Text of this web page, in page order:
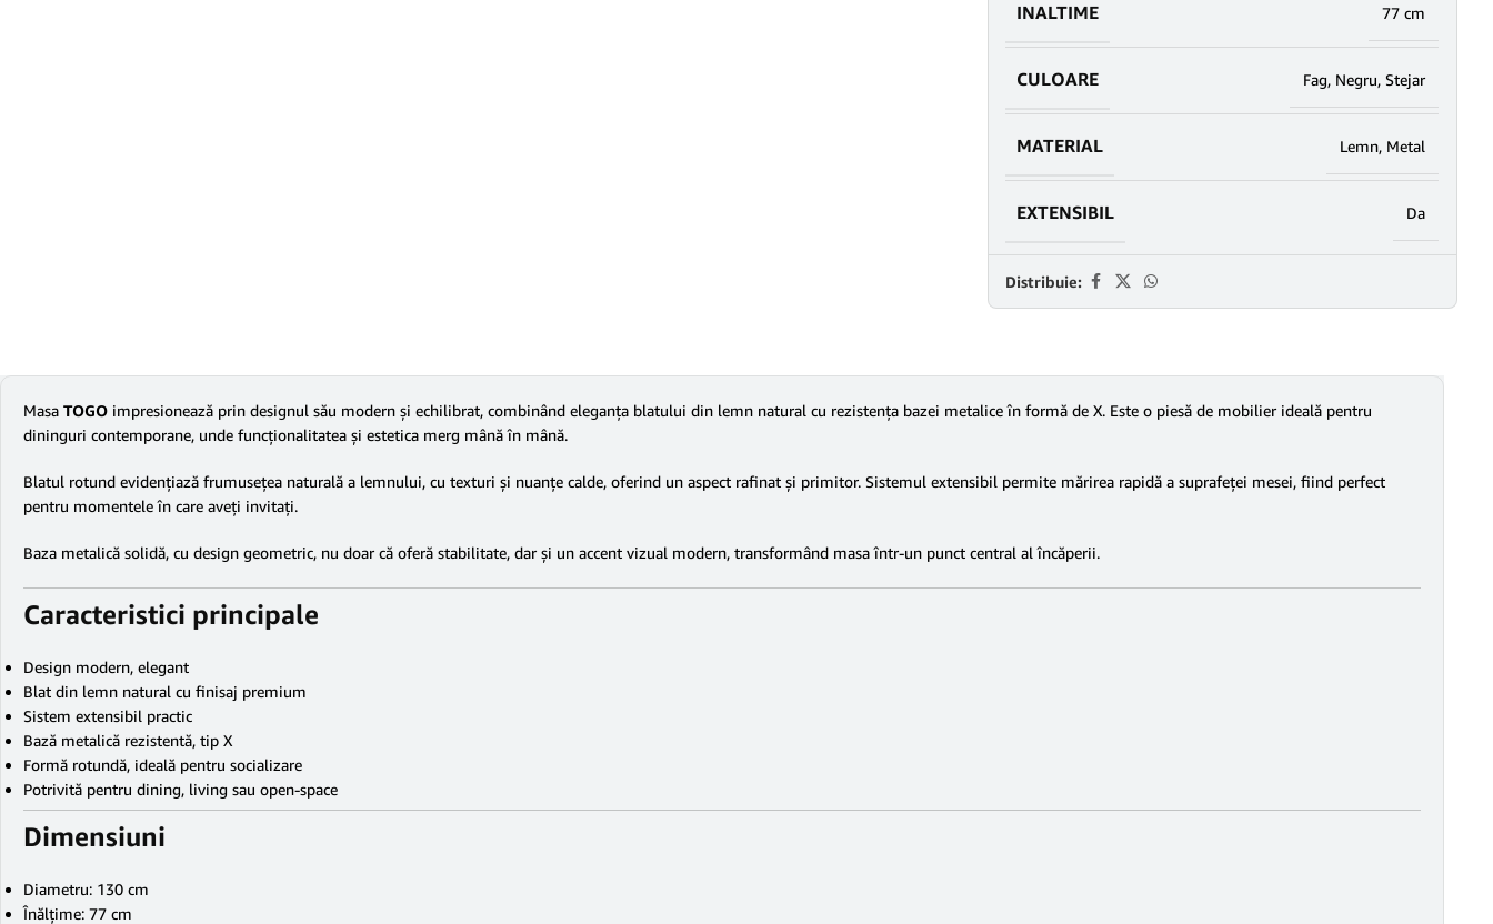
INALTIME 77 cm
CULOARE Fag, Negru, Stejar
MATERIAL Lemn, Metal
EXTENSIBIL Da
Distribuie:
Masa TOGO impresionează prin designul său modern și echilibrat, combinând eleganța blatului din lemn natural cu rezistența bazei metalice în formă de X. Este o piesă de mobilier ideală pentru
dininguri contemporane, unde funcționalitatea și estetica merg mână în mână.
Blatul rotund evidențiază frumusețea naturală a lemnului, cu texturi și nuanțe calde, oferind un aspect rafinat și primitor. Sistemul extensibil permite mărirea rapidă a suprafeței mesei, fiind perfect
pentru momentele în care aveți invitați.
Baza metalică solidă, cu design geometric, nu doar că oferă stabilitate, dar și un accent vizual modern, transformând masa într-un punct central al încăperii.
Caracteristici principale
Design modern, elegant
Blat din lemn natural cu finisaj premium
Sistem extensibil practic
Bază metalică rezistentă, tip X
Formă rotundă, ideală pentru socializare
Potrivită pentru dining, living sau open-space
Dimensiuni
Diametru: 130 cm
Înălțime: 77 cm